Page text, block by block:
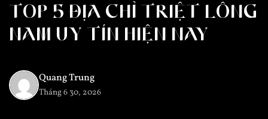
TOP 5 ĐỊA CHỈ TRIỆT LÔNG
NAM UY TÍN HIỆN NAY
Quang Trung
Tháng 6 30, 2026